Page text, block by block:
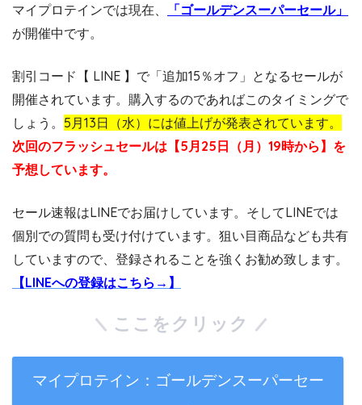
マイプロテインでは現在、
「ゴールデンスーパーセール」
が開催中です。
割引コード【 LINE 】で「追加15％オフ」となるセールが
開催されています。購入するのであればこのタイミングで
しょう。 5月13日（水）には値上げが発表されています。
次回のフラッシュセールは【5月25日（月）19時から】を
予想しています。
セール速報はLINEでお届けしています。そしてLINEでは
個別での質問も受け付けています。狙い目商品なども共有
していますので、登録されることを強くお勧め致します。
【LINEへの登録はこちら→】
ここをクリック
マイプロテイン：ゴールデンスーパーセー